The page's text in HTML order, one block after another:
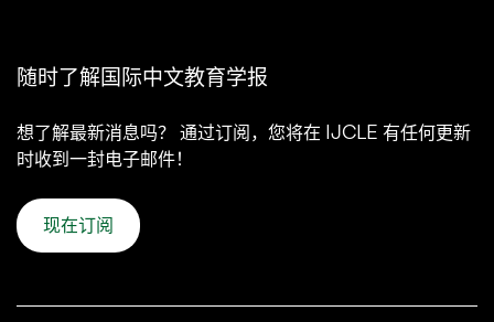
随时了解国际中文教育学报
想了解最新消息吗？ 通过订阅，您将在 IJCLE 有任何更新
时收到一封电子邮件！
现在订阅